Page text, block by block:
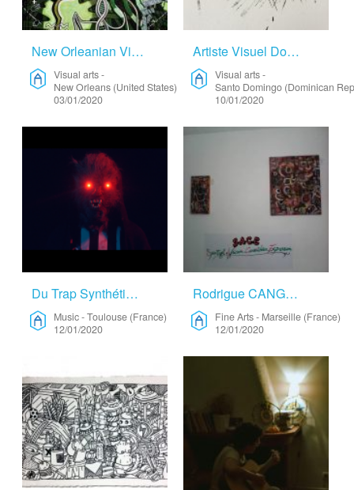
New Orleanian Visual Artist – Visual Arts
Visual arts-
New Orleans (United States)
03/01/2020
Artiste Visuel Dominicain (Abstraction Calligraphique) – Visual Arts
Visual arts-
Santo Domingo (Dominican
10/01/2020
Du Trap Synthétique 10 – Music
Music-Toulouse (France)
12/01/2020
Rodrigue CANGOU “Rhalis” – Fine Arts
Fine Arts- Marseille (France)
12/01/2020